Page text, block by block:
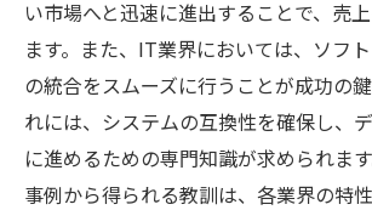
い市場へと迅速に進出することで、売
ます。また、IT業界においては、ソフ
の統合をスムーズに行うことが成功の
れには、システムの互換性を確保し、
に進めるための専門知識が求められま
事例から得られる教訓は、各業界の特